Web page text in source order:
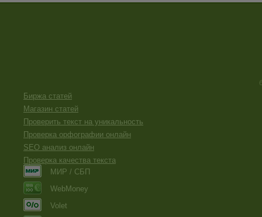
Биржа статей
Магазин статей
Проверить текст на уникальность
Проверка орфографии онлайн
SEO анализ онлайн
Проверка качества текста
МИР / СБП
WebMoney
Volet